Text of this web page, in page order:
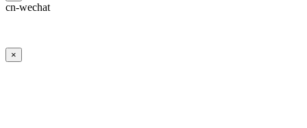
cn-wechat
×